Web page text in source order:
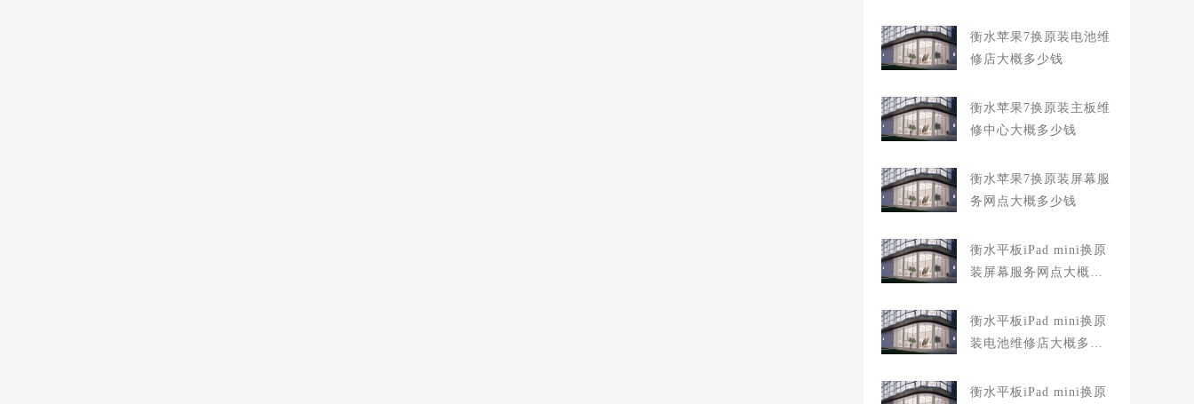
衡水苹果7换原装电池维
修店大概多少钱
衡水苹果7换原装主板维
修中心大概多少钱
衡水苹果7换原装屏幕服
务网点大概多少钱
衡水平板iPad mini换原
装屏幕服务网点大概多
衡水平板iPad mini换原
装电池维修店大概多少
衡水平板iPad mini换原